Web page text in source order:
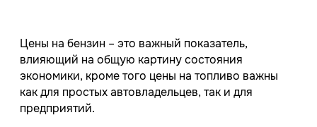
Цены на бензин – это важный показатель,
влияющий на общую картину состояния
экономики, кроме того цены на топливо важны
как для простых автовладельцев, так и для
предприятий.